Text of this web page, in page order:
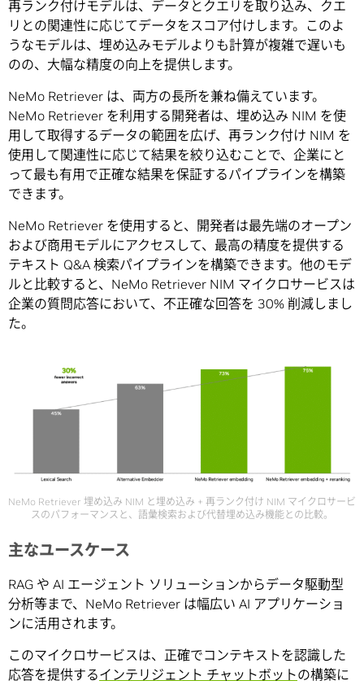
再ランク付けモデルは、データとクエリを取り込み、クエ
リとの関連性に応じてデータをスコア付けします。このよ
うなモデルは、埋め込みモデルよりも計算が複雑で遅いも
のの、大幅な精度の向上を提供します。
NeMo Retriever は、両方の長所を兼ね備えています。
NeMo Retriever を利用する開発者は、埋め込み NIM を使
用して取得するデータの範囲を広げ、再ランク付け NIM を
使用して関連性に応じて結果を絞り込むことで、企業にと
って最も有用で正確な結果を保証するパイプラインを構築
できます。
NeMo Retriever を使用すると、開発者は最先端のオープン
および商用モデルにアクセスして、最高の精度を提供する
テキスト Q&A 検索パイプラインを構築できます。他のモデ
ルと比較すると、NeMo Retriever NIM マイクロサービスは
企業の質問応答において、不正確な回答を 30% 削減しまし
た。
NeMo Retriever 埋め込み NIM と埋め込み + 再ランク付け NIM マイクロサービ
スのパフォーマンスと、語彙検索および代替埋め込み機能との比較。
主なユースケース
RAG や AI エージェント ソリューションからデータ駆動型
分析等まで、NeMo Retriever は幅広い AI アプリケーショ
ンに活用されます。
このマイクロサービスは、正確でコンテキストを認識した
応答を提供するインテリジェント チャットボットの構築に